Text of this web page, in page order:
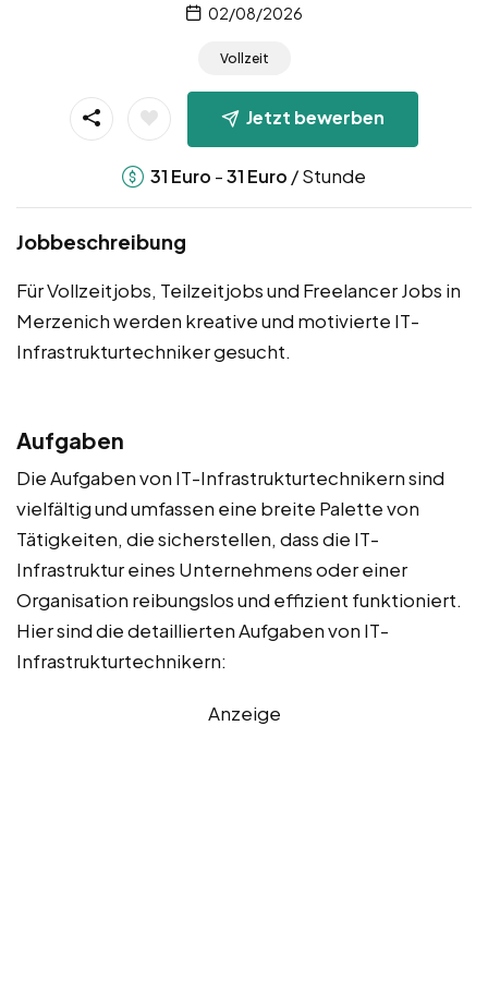
02/08/2026
Vollzeit
Jetzt bewerben
31 Euro -31 Euro / Stunde
Jobbeschreibung
Für Vollzeitjobs, Teilzeitjobs und Freelancer Jobs in
Merzenich werden kreative und motivierte IT-
Infrastrukturtechniker gesucht.
Aufgaben
Die Aufgaben von IT-Infrastrukturtechnikern sind
vielfältig und umfassen eine breite Palette von
Tätigkeiten, die sicherstellen, dass die IT-
Infrastruktur eines Unternehmens oder einer
Organisation reibungslos und effizient funktioniert.
Hier sind die detaillierten Aufgaben von IT-
Infrastrukturtechnikern:
Anzeige